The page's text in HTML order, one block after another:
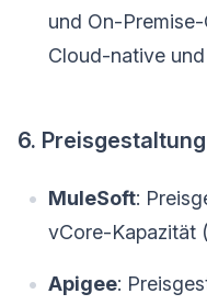
und On-
Cloud-native
6.
MuleSoft:
vCore-Kapazität
Apigee: